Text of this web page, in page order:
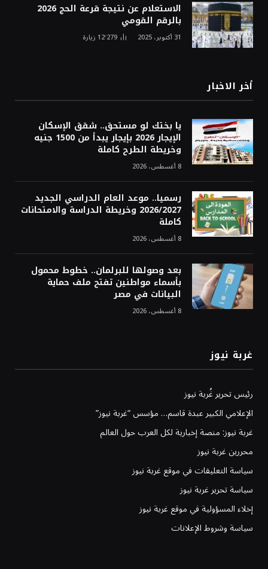
الاستعلام عن نتيجة قرعة الحج 2026
بالرقم القومي
31 أكتوبر، 2025 12٬279 زيارة
أخر الاخبار
يا بختك لو مستحق.. شقق الإسكان
الإيجار 2026 بإيجار يبدأ من 1500 جنيه
وخريطة الطرح كاملة
8 أغسطس، 2026
رسميا.. موعد العام الدراسي الجديد
2026/2027 وخريطة الدراسة والامتحانات
كاملة
8 أغسطس، 2026
بعد وصولها للبرلمان.. خطوط محمول
بأسماء مواطنين تفتح ملف حماية
البيانات في مصر
8 أغسطس، 2026
غربة نيوز
رئيس تحرير غُربة نيوز
الإعلامي الكبير عبدة قاسم… مؤسس “غربة نيوز”
غربة نيوز: منصة إخبارية لكل العرب حول العالم
محررين غربة نيوز
سياسة التعليقات في موقع غربة نيوز
سياسة تحرير غربة نيوز
إخلاء المسؤولية في موقع غربة نيوز
سياسة وشروط الإعلانات